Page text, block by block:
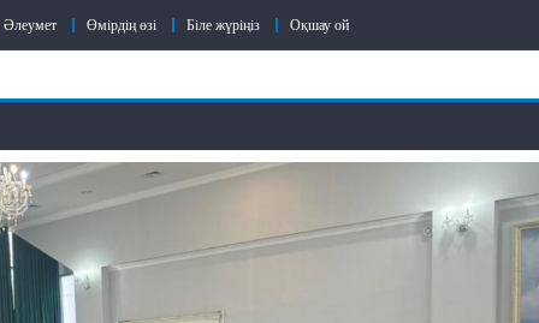
Әлеумет Өмірдің өзі Біле жүріңіз Оқшау ой